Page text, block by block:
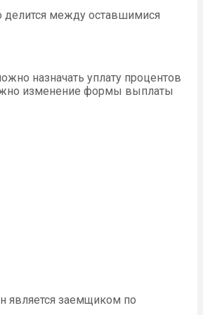
делится между оставшимися
назначать уплату процентов
изменение формы выплаты
является заемщиком по